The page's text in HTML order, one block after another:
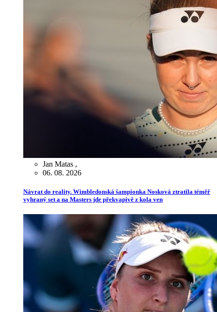
Jan Matas ,
06. 08. 2026
Návrat do reality. Wimbledonská šampionka Nosková ztratila téměř
vyhraný set a na Masters jde překvapivě z kola ven